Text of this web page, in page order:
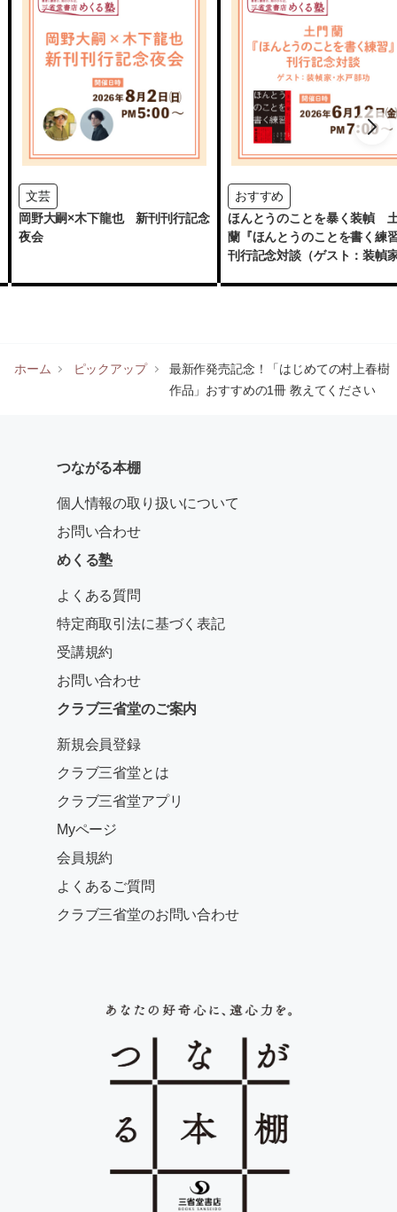
文芸
岡野大嗣×木下龍也 新刊刊行記念
夜会
おすすめ
ほんとうのことを暴く装幀
蘭『ほんとうのことを書く練
刊行記念対談（ゲスト：装幀
ホーム ピックアップ
最新作発売記念！「はじめての村上春樹
作品」おすすめの1冊 教えてください
つながる本棚
個人情報の取り扱いについて
お問い合わせ
めくる塾
よくある質問
特定商取引法に基づく表記
受講規約
お問い合わせ
クラブ三省堂のご案内
新規会員登録
クラブ三省堂とは
クラブ三省堂アプリ
Myページ
会員規約
よくあるご質問
クラブ三省堂のお問い合わせ